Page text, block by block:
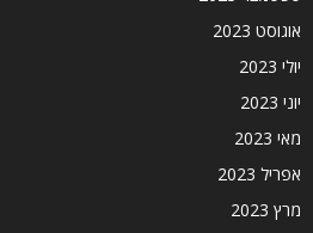
אוגוסט 2023
יולי 2023
יוני 2023
מאי 2023
אפריל 2023
מרץ 2023